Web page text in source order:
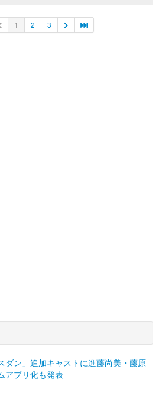
1 2 3
ダン」追加キャストに進藤尚美・藤原
アプリ化も発表